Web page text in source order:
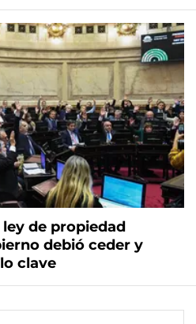
ley de propiedad
debió ceder y
clave